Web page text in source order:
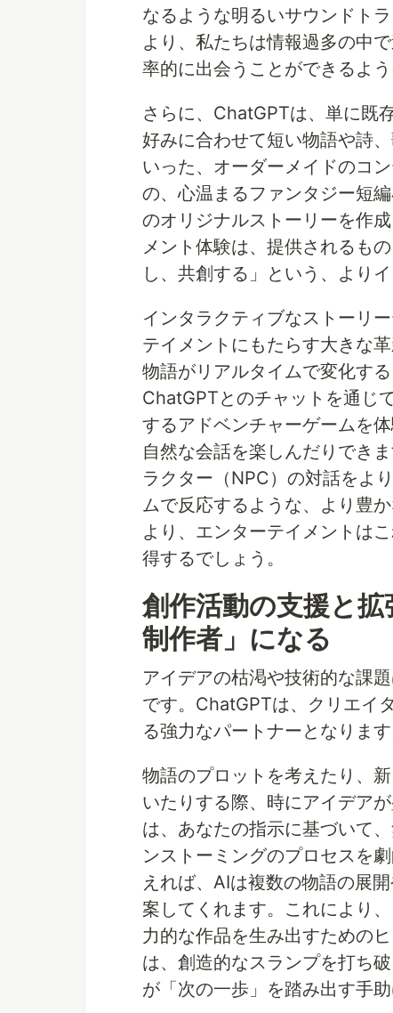
なるような明るいサウンドト
より、私たちは情報過多の中
率的に出会うことができるよう
さらに、ChatGPTは、単に既
好みに合わせて短い物語や詩
いった、オーダーメイドのコ
の、心温まるファンタジー短
のオリジナルストーリーを作
メント体験は、提供されるも
し、共創する」という、より
インタラクティブなストーリ
テイメントにもたらす大きな
物語がリアルタイムで変化す
ChatGPTとのチャットを通じ
するアドベンチャーゲームを
自然な会話を楽しんだりでき
ラクター（NPC）の対話をよ
ムで反応するような、より豊
より、エンターテイメントは
得するでしょう。
創作活動の支援と
制作者」になる
アイデアの枯渇や技術的な課
です。ChatGPTは、クリエイ
る強力なパートナーとなります
物語のプロットを考えたり、
いたりする際、時にアイデア
は、あなたの指示に基づいて
ンストーミングのプロセスを
えれば、AIは複数の物語の展
案してくれます。これにより
力的な作品を生み出すための
は、創造的なスランプを打ち
が「次の一歩」を踏み出す手助